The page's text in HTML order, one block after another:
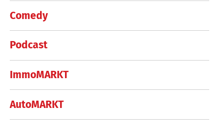
Comedy
Podcast
ImmoMARKT
AutoMARKT